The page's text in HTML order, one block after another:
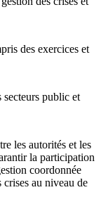
des exercices et
secteurs public et
les autorités et les
la participation
coordonnée
crises au niveau de